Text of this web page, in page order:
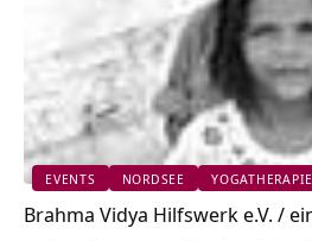
EVENTS NORDSEE YOGATHERAPIE
Brahma Vidya Hilfswerk e.V. /